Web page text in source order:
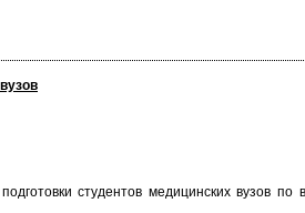
студентов медицинских вузов